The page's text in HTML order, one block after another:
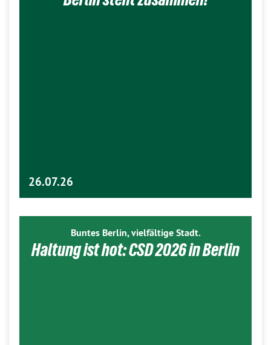
26.07.26
Buntes Berlin, vielfältige Stadt.
Haltung ist hot: CSD 2026 in Berlin